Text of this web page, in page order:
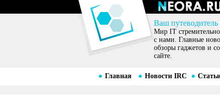
Ваш
Мир IT стремительно
с нами. Главные
обзоры гаджетов и
сайте.
Главная Новости IRC